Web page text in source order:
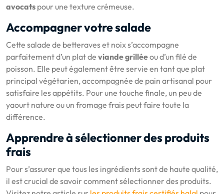
avocats pour une texture crémeuse.
Accompagner votre salade
Cette salade de betteraves et noix s’accompagne
parfaitement d’un plat de viande grilléeou d’un filé de
poisson. Elle peut également être servie en tant que plat
principal végétarien, accompagnée de pain artisanal pour
satisfaire les appétits. Pour une touche finale, un peu de
yaourt nature ou un fromage frais peut faire toute la
différence.
Apprendre à sélectionner des produits
frais
Pour s’assurer que tous les ingrédients sont de haute qualité,
il est crucial de savoir comment sélectionner des produits.